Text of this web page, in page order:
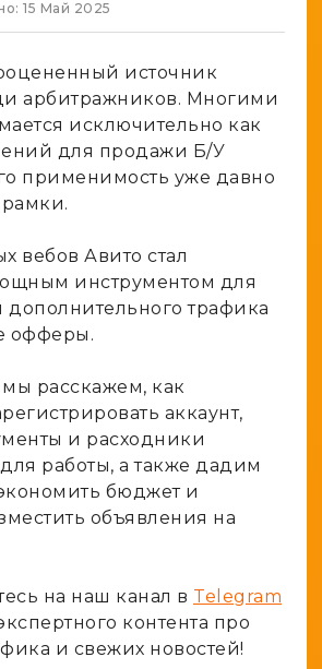
15 Май 2025
источник
арбитражников. Многими
исключительно как
для продажи Б/У
применимость уже давно
вебов Авито стал
инструментом для
трафика
офферы.
мы расскажем, как
аккаунт,
и расходники
работы, а также дадим
бюджет и
объявления на
на наш канал в Telegram
контента про
и свежих новостей!